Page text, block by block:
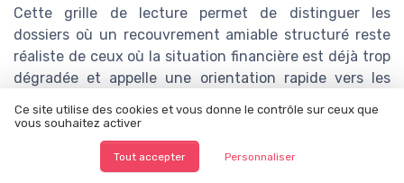
Cette grille de lecture permet de distinguer les
dossiers où un recouvrement amiable structuré reste
réaliste de ceux où la situation financière est déjà trop
dégradée et appelle une orientation rapide vers les
Analyse du risque : entre capacité de
remboursement et fragilité sociale
Ce site utilise des cookies et vous donne le contrôle sur ceux que
vous souhaitez activer
Tout accepter Personnaliser